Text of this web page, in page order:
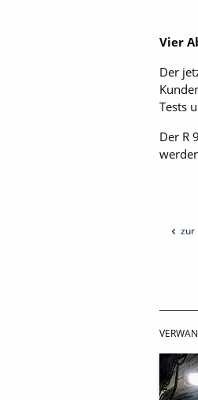
Vier
Der
Tests
Der R
zur